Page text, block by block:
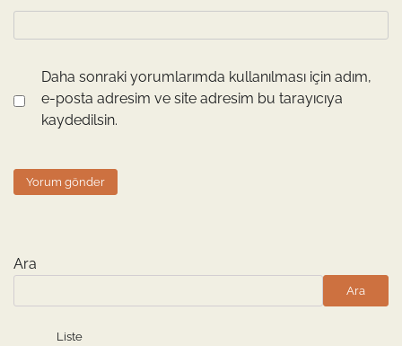
Daha sonraki yorumlarımda kullanılması için adım,
e-posta adresim ve site adresim bu tarayıcıya
kaydedilsin.
Ara
Ara
Liste